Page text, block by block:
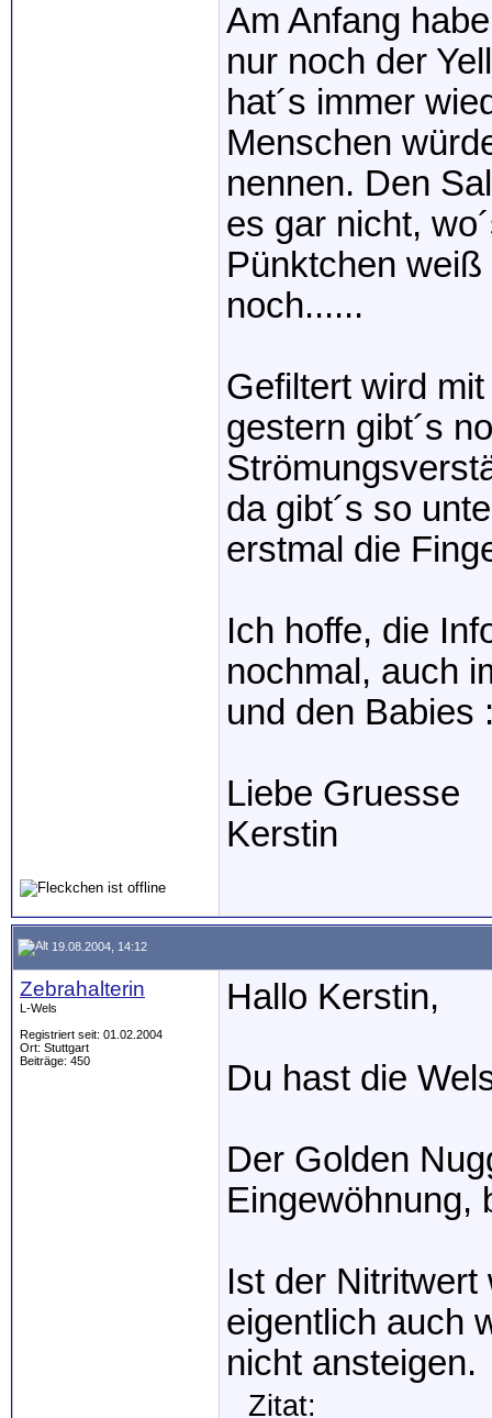
Am Anfang
nur noch der
hat´s immer
Menschen
nennen. Den
es gar nicht,
Pünktchen
noch......
Gefiltert wird
gestern gibt´s
da gibt´s so
erstmal die
Ich hoffe, die
nochmal, auch
und den Babies
Liebe Gruesse
Kerstin
19.08.2004, 14:12
Zebrahalterin
L-Wels
Registriert seit: 01.02.2004
Ort: Stuttgart
Beiträge: 450
Hallo Kerstin,
Du hast die
Der Golden
Eingewöhnung,
Ist der
eigentlich auch
nicht ansteigen.
Zitat: